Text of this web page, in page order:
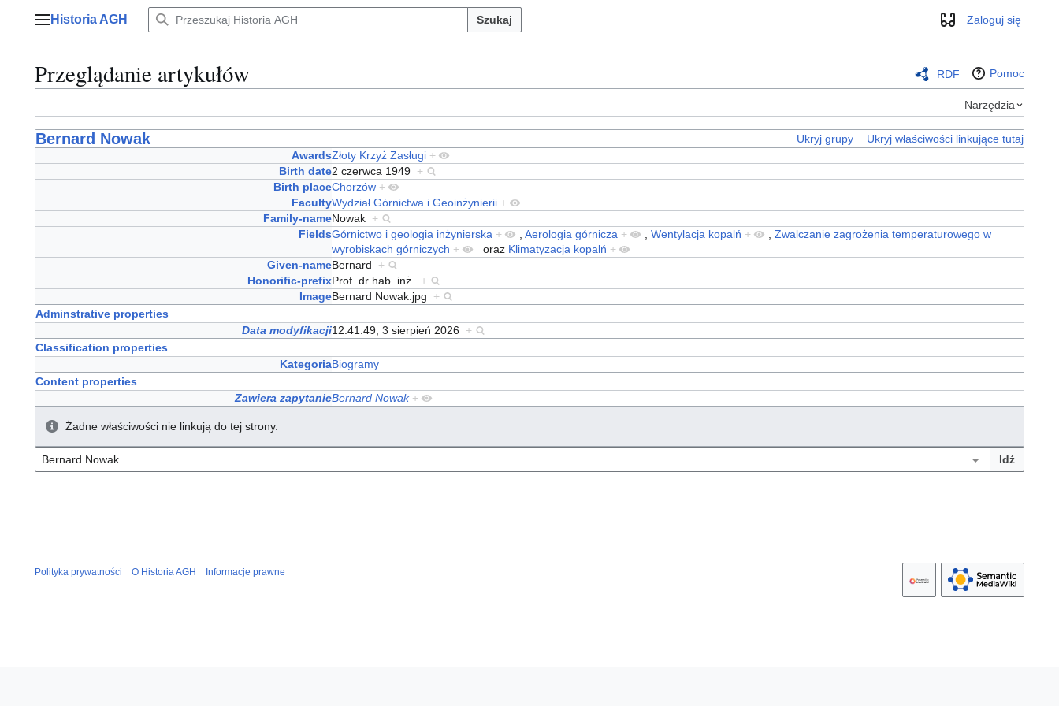
Menu główne
Historia AGH Szukaj WyglądZaloguj się
Przeglądanie artykułów RDF Pomoc
Narzędzia
Bernard Nowak Ukryj grupy
Ukryj właściwości linkujące tutaj
AwardsZłoty Krzyż Zasługi +
Birth date2 czerwca 1949 +
Birth placeChorzów +
FacultyWydział Górnictwa i Geoinżynierii +
Family-nameNowak +
FieldsGórnictwo i geologia inżynierska + ,Aerologia górnicza + ,Wentylacja kopalń + ,Zwalczanie zagrożenia temperaturowego w
wyrobiskach górniczych + oraz Klimatyzacja kopalń +
Given-nameBernard +
Honorific-prefixProf. dr hab. inż. +
ImageBernard Nowak.jpg +
Adminstrative properties
Data modyfikacji12:41:49, 3 sierpień 2026
+
Classification properties
KategoriaBiogramy
Content properties
Zawiera zapytanieBernard Nowak +
Żadne właściwości nie linkują do tej strony.
Polityka prywatności O Historia AGH Informacje prawne